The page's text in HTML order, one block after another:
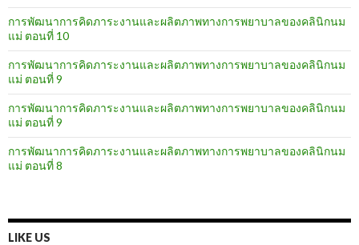
การพัฒนาการคิดภาระงานและผลิตภาพทางการพยาบาลของคลินิกนม
แม่ ตอนที่ 10
การพัฒนาการคิดภาระงานและผลิตภาพทางการพยาบาลของคลินิกนม
แม่ ตอนที่ 9
การพัฒนาการคิดภาระงานและผลิตภาพทางการพยาบาลของคลินิกนม
แม่ ตอนที่ 9
การพัฒนาการคิดภาระงานและผลิตภาพทางการพยาบาลของคลินิกนม
แม่ ตอนที่ 8
LIKE US